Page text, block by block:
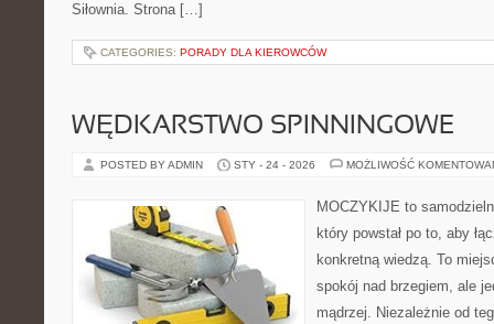
Siłownia. Strona […]
CATEGORIES: PORADY DLA KIEROWCÓW
WĘDKARSTWO SPINNINGOWE
POSTED BY ADMIN STY - 24 - 2026 MOŻLIWOŚĆ
MOCZYKIJE to
który powstał po to, aby
konkretną wiedzą. To
spokój nad brzegiem, ale
mądrzej. Niezależnie od